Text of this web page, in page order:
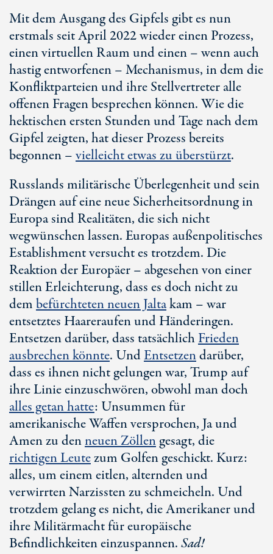
Mit dem Ausgang des Gipfels gibt es nun
erstmals seit April 2022 wieder einen Prozess,
einen virtuellen Raum und einen – wenn auch
hastig entworfenen – Mechanismus, in dem die
Konfliktparteien und ihre Stellvertreter alle
offenen Fragen besprechen können. Wie die
hektischen ersten Stunden und Tage nach dem
Gipfel zeigten, hat dieser Prozess bereits
begonnen –vielleicht etwas zu überstürzt.
Russlands militärische Überlegenheit und sein
Drängen auf eine neue Sicherheitsordnung in
Europa sind Realitäten, die sich nicht
wegwünschen lassen. Europas außenpolitisches
Establishment versucht es trotzdem. Die
Reaktion der Europäer – abgesehen von einer
stillen Erleichterung, dass es doch nicht zu
dembefürchteten neuen Jaltakam – war
entsetztes Haareraufen und Händeringen.
Entsetzen darüber, dass tatsächlichFrieden
ausbrechen könnte. UndEntsetzendarüber,
dass es ihnen nicht gelungen war, Trump auf
ihre Linie einzuschwören, obwohl man doch
alles getan hatte: Unsummen für
amerikanische Waffen versprochen, Ja und
Amen zu denneuen Zöllengesagt, die
richtigen Leutezum Golfen geschickt. Kurz:
alles, um einem eitlen, alternden und
verwirrten Narzissten zu schmeicheln. Und
trotzdem gelang es nicht, die Amerikaner und
ihre Militärmacht für europäische
Befindlichkeiten einzuspannen.Sad!